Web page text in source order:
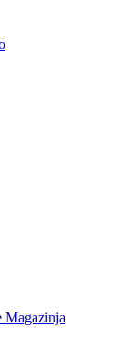
Magazinja